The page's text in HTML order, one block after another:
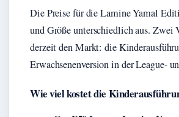
Die Preise für die Lamine Yamal
und Größe unterschiedlich aus. Zwei
derzeit den Markt: die
Erwachsenenversion in der League-
Wie viel kostet die